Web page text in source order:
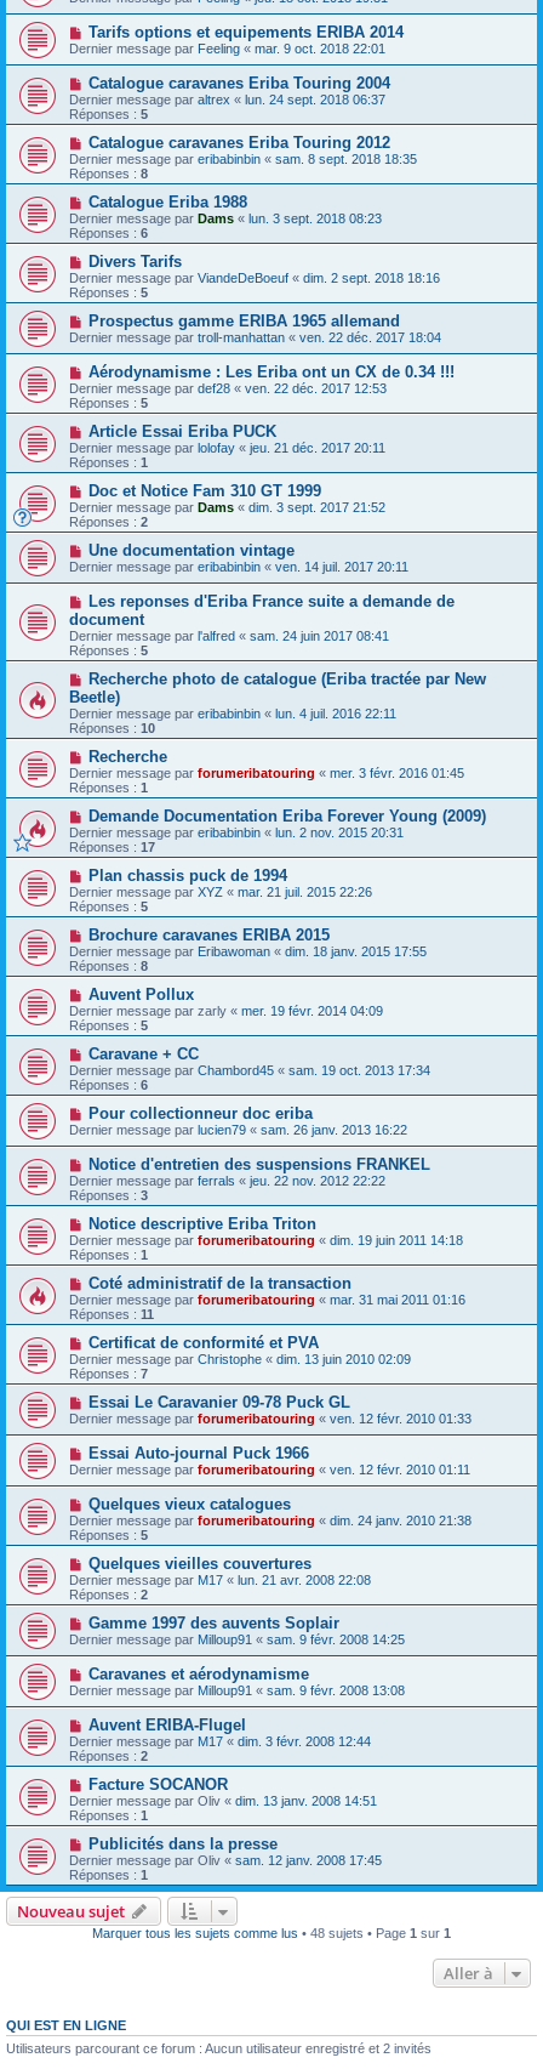
Tarifs options et equipements ERIBA 2014
Dernier message par Feeling « mar. 9 oct. 2018 22:01
Catalogue caravanes Eriba Touring 2004
Dernier message par altrex « lun. 24 sept. 2018 06:37
Réponses : 5
Catalogue caravanes Eriba Touring 2012
Dernier message par eribabinbin « sam. 8 sept. 2018 18:35
Réponses : 8
Catalogue Eriba 1988
Dernier message par Dams « lun. 3 sept. 2018 08:23
Réponses : 6
Divers Tarifs
Dernier message par ViandeDeBoeuf « dim. 2 sept. 2018 18:16
Réponses : 5
Prospectus gamme ERIBA 1965 allemand
Dernier message par troll-manhattan « ven. 22 déc. 2017 18:04
Aérodynamisme : Les Eriba ont un CX de 0.34 !!!
Dernier message par def28 « ven. 22 déc. 2017 12:53
Réponses : 5
Article Essai Eriba PUCK
Dernier message par lolofay « jeu. 21 déc. 2017 20:11
Réponses : 1
Doc et Notice Fam 310 GT 1999
Dernier message par Dams « dim. 3 sept. 2017 21:52
Réponses : 2
Une documentation vintage
Dernier message par eribabinbin « ven. 14 juil. 2017 20:11
Les reponses d'Eriba France suite a demande de
document
Dernier message par l'alfred « sam. 24 juin 2017 08:41
Réponses : 5
Recherche photo de catalogue (Eriba tractée par New
Beetle)
Dernier message par eribabinbin « lun. 4 juil. 2016 22:11
Réponses : 10
Recherche
Dernier message par forumeribatouring « mer. 3 févr. 2016 01:45
Réponses : 1
Demande Documentation Eriba Forever Young (2009)
Dernier message par eribabinbin « lun. 2 nov. 2015 20:31
Réponses : 17
Plan chassis puck de 1994
Dernier message par XYZ « mar. 21 juil. 2015 22:26
Réponses : 5
Brochure caravanes ERIBA 2015
Dernier message par Eribawoman « dim. 18 janv. 2015 17:55
Réponses : 8
Auvent Pollux
Dernier message par zarly « mer. 19 févr. 2014 04:09
Réponses : 5
Caravane + CC
Dernier message par Chambord45 « sam. 19 oct. 2013 17:34
Réponses : 6
Pour collectionneur doc eriba
Dernier message par lucien79 « sam. 26 janv. 2013 16:22
Notice d'entretien des suspensions FRANKEL
Dernier message par ferrals « jeu. 22 nov. 2012 22:22
Réponses : 3
Notice descriptive Eriba Triton
Dernier message par forumeribatouring « dim. 19 juin 2011 14:18
Réponses : 1
Coté administratif de la transaction
Dernier message par forumeribatouring « mar. 31 mai 2011 01:16
Réponses : 11
Certificat de conformité et PVA
Dernier message par Christophe « dim. 13 juin 2010 02:09
Réponses : 7
Essai Le Caravanier 09-78 Puck GL
Dernier message par forumeribatouring « ven. 12 févr. 2010 01:33
Essai Auto-journal Puck 1966
Dernier message par forumeribatouring « ven. 12 févr. 2010 01:11
Quelques vieux catalogues
Dernier message par forumeribatouring « dim. 24 janv. 2010 21:38
Réponses : 5
Quelques vieilles couvertures
Dernier message par M17 « lun. 21 avr. 2008 22:08
Réponses : 2
Gamme 1997 des auvents Soplair
Dernier message par Milloup91 « sam. 9 févr. 2008 14:25
Caravanes et aérodynamisme
Dernier message par Milloup91 « sam. 9 févr. 2008 13:08
Auvent ERIBA-Flugel
Dernier message par M17 « dim. 3 févr. 2008 12:44
Réponses : 2
Facture SOCANOR
Dernier message par Oliv « dim. 13 janv. 2008 14:51
Réponses : 1
Publicités dans la presse
Dernier message par Oliv « sam. 12 janv. 2008 17:45
Réponses : 1
Nouveau sujet
Marquer tous les sujets comme lus • 48 sujets • Page 1 sur 1
Aller à
QUI EST EN LIGNE
Utilisateurs parcourant ce forum : Aucun utilisateur enregistré et 2 invités